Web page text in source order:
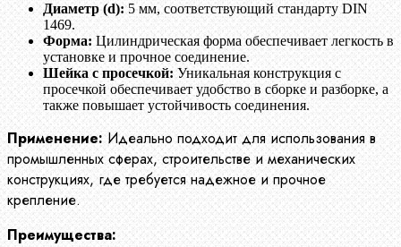
Диаметр (d): 5 мм, соответствующий стандарту DIN
1469.
Форма: Цилиндрическая форма обеспечивает легкость в
установке и прочное соединение.
Шейка с просечкой: Уникальная конструкция с
просечкой обеспечивает удобство в сборке и разборке, а
также повышает устойчивость соединения.
Применение: Идеально подходит для использования в
промышленных сферах, строительстве и механических
конструкциях, где требуется надежное и прочное
крепление.
Преимущества: